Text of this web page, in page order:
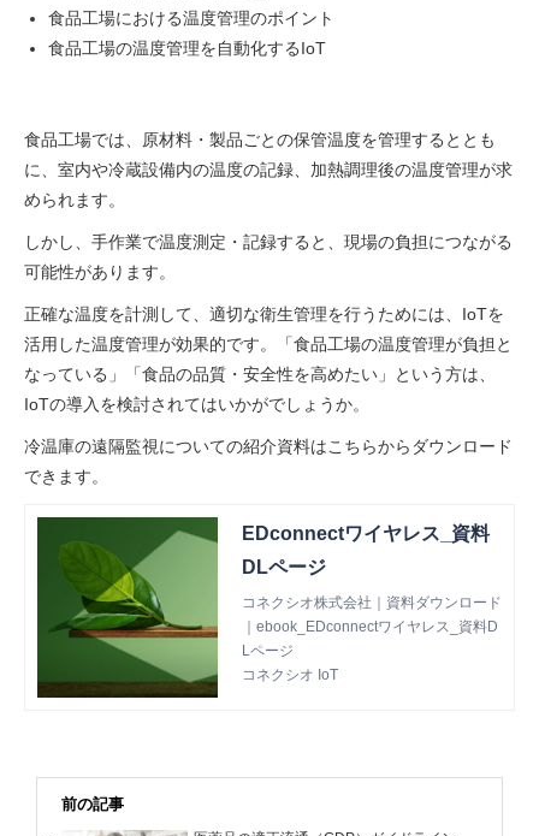
食品工場における温度管理のポイント
食品工場の温度管理を自動化するIoT
食品工場では、原材料・製品ごとの保管温度を管理するととも
に、室内や冷蔵設備内の温度の記録、加熱調理後の温度管理が求
められます。
しかし、手作業で温度測定・記録すると、現場の負担につながる
可能性があります。
正確な温度を計測して、適切な衛生管理を行うためには、IoTを
活用した温度管理が効果的です。「食品工場の温度管理が負担と
なっている」「食品の品質・安全性を高めたい」という方は、
IoTの導入を検討されてはいかがでしょうか。
冷温庫の遠隔監視についての紹介資料はこちらからダウンロード
できます。
EDconnectワイヤレス_資料
DLページ
コネクシオ株式会社｜資料ダウンロード
｜ebook_EDconnectワイヤレス_資料D
Lページ
コネクシオ IoT
前の記事